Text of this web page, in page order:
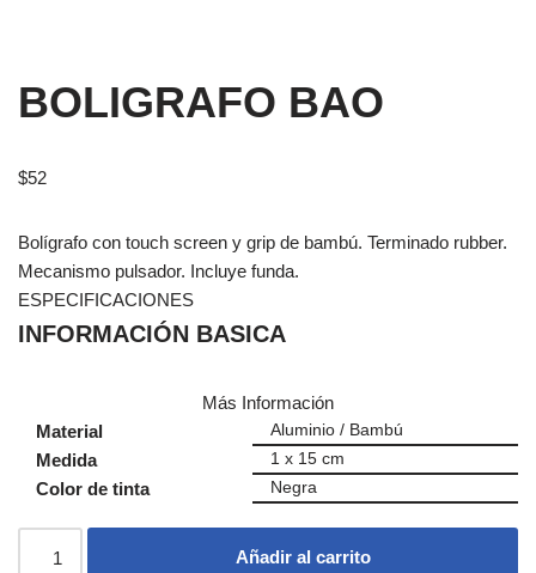
BOLIGRAFO BAO
$52
Bolígrafo con touch screen y grip de bambú. Terminado rubber.
Mecanismo pulsador. Incluye funda.
ESPECIFICACIONES
INFORMACIÓN BASICA
Más Información
Material
Aluminio / Bambú
Medida 1 x 15 cm
Color de tinta Negra
Añadir al carrito